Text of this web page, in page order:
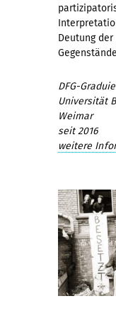
Deutung
DFG-
Universität
Weimar
seit 2016
weitere